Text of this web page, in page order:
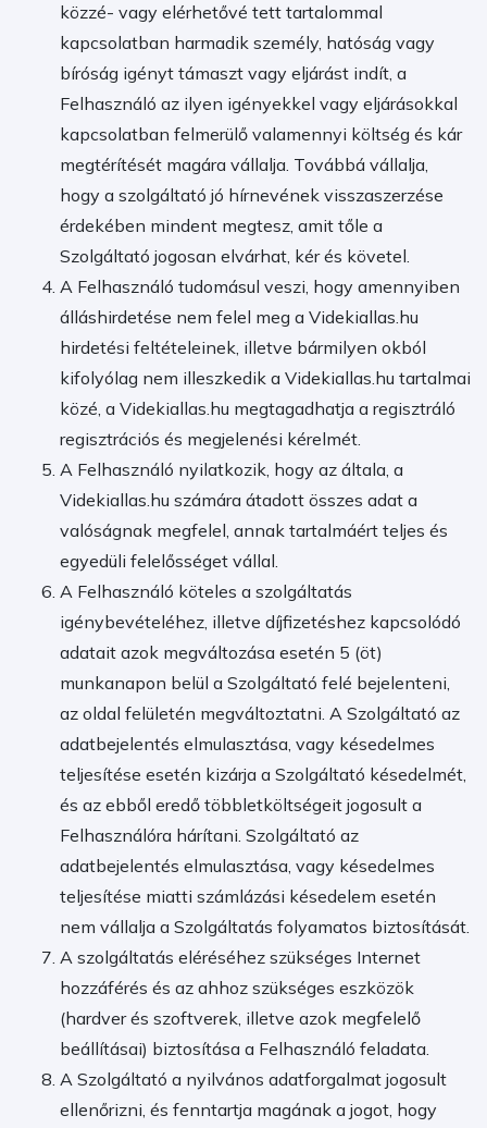
közzé- vagy elérhetővé tett tartalommal
kapcsolatban harmadik személy, hatóság vagy
bíróság igényt támaszt vagy eljárást indít, a
Felhasználó az ilyen igényekkel vagy eljárásokkal
kapcsolatban felmerülő valamennyi költség és kár
megtérítését magára vállalja. Továbbá vállalja,
hogy a szolgáltató jó hírnevének visszaszerzése
érdekében mindent megtesz, amit tőle a
Szolgáltató jogosan elvárhat, kér és követel.
A Felhasználó tudomásul veszi, hogy amennyiben
álláshirdetése nem felel meg a Videkiallas.hu
hirdetési feltételeinek, illetve bármilyen okból
kifolyólag nem illeszkedik a Videkiallas.hu tartalmai
közé, a Videkiallas.hu megtagadhatja a regisztráló
regisztrációs és megjelenési kérelmét.
A Felhasználó nyilatkozik, hogy az általa, a
Videkiallas.hu számára átadott összes adat a
valóságnak megfelel, annak tartalmáért teljes és
egyedüli felelősséget vállal.
A Felhasználó köteles a szolgáltatás
igénybevételéhez, illetve díjfizetéshez kapcsolódó
adatait azok megváltozása esetén 5 (öt)
munkanapon belül a Szolgáltató felé bejelenteni,
az oldal felületén megváltoztatni. A Szolgáltató az
adatbejelentés elmulasztása, vagy késedelmes
teljesítése esetén kizárja a Szolgáltató késedelmét,
és az ebből eredő többletköltségeit jogosult a
Felhasználóra hárítani. Szolgáltató az
adatbejelentés elmulasztása, vagy késedelmes
teljesítése miatti számlázási késedelem esetén
nem vállalja a Szolgáltatás folyamatos biztosítását.
A szolgáltatás eléréséhez szükséges Internet
hozzáférés és az ahhoz szükséges eszközök
(hardver és szoftverek, illetve azok megfelelő
beállításai) biztosítása a Felhasználó feladata.
A Szolgáltató a nyilvános adatforgalmat jogosult
ellenőrizni, és fenntartja magának a jogot, hogy